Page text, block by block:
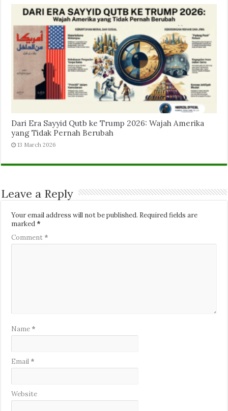
Dari Era Sayyid Qutb ke Trump 2026: Wajah Amerika
yang Tidak Pernah Berubah
13 March 2026
Leave a Reply
Your email address will not be published. Required fields are
marked *
Comment *
Name *
Email *
Website